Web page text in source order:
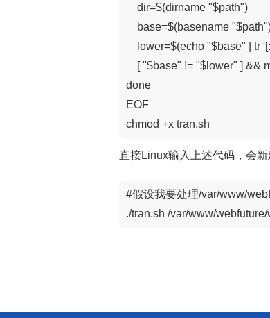
dir=$(dirname "$path")
base=$(basename
lower=$(echo "$base" | tr
[ "$base" != "$lower" ] &&
done
EOF
chmod +x tran.sh
直接Linux输入上述代码，会新
#假设我要处理/var/www/
./tran.sh /var/www/